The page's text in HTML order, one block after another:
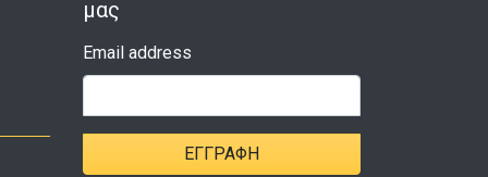
μας
Email address
ΕΓΓΡΑΦΉ